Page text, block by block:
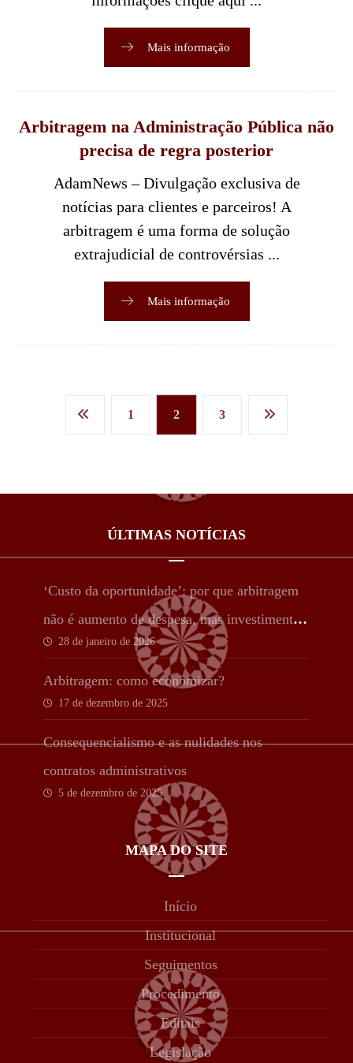
Mais informação
Arbitragem na Administração Pública não
precisa de regra posterior
AdamNews – Divulgação exclusiva de
notícias para clientes e parceiros! A
arbitragem é uma forma de solução
extrajudicial de controvérsias ...
Mais informação
1 2 3
ÚLTIMAS NOTÍCIAS
‘Custo da oportunidade’: por que arbitragem
não é aumento de despesa, mas investimento
estratégico
28 de janeiro de 2026
Arbitragem: como economizar?
17 de dezembro de 2025
Consequencialismo e as nulidades nos
contratos administrativos
5 de dezembro de 2025
MAPA DO SITE
Início
Institucional
Seguimentos
Procedimento
Editais
Legislação